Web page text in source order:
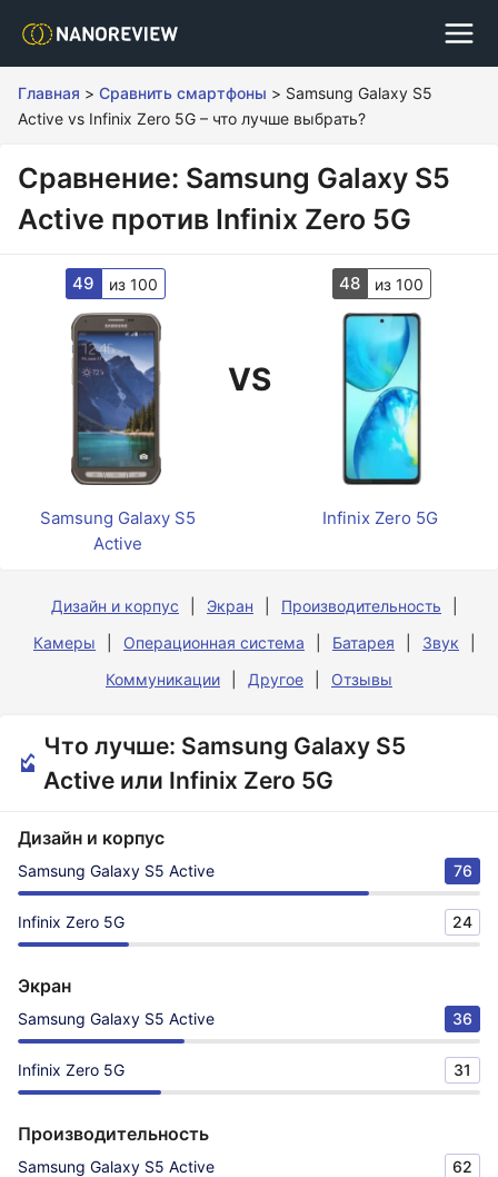
Главная > Сравнить смартфоны > Samsung Galaxy S5
Active vs Infinix Zero 5G – что лучше выбрать?
Сравнение: Samsung Galaxy S5
Active против Infinix Zero 5G
49 из 100
VS
48 из 100
Samsung Galaxy S5
Active
Infinix Zero 5G
Дизайн и корпус Экран
Производительность
Камеры
Операционная система Батарея
Звук
Коммуникации
Другое Отзывы
Что лучше: Samsung Galaxy S5
Active или Infinix Zero 5G
Дизайн и корпус
Samsung Galaxy S5 Active 76
Infinix Zero 5G 24
Экран
Samsung Galaxy S5 Active 36
Infinix Zero 5G 31
Производительность
Samsung Galaxy S5 Active 62